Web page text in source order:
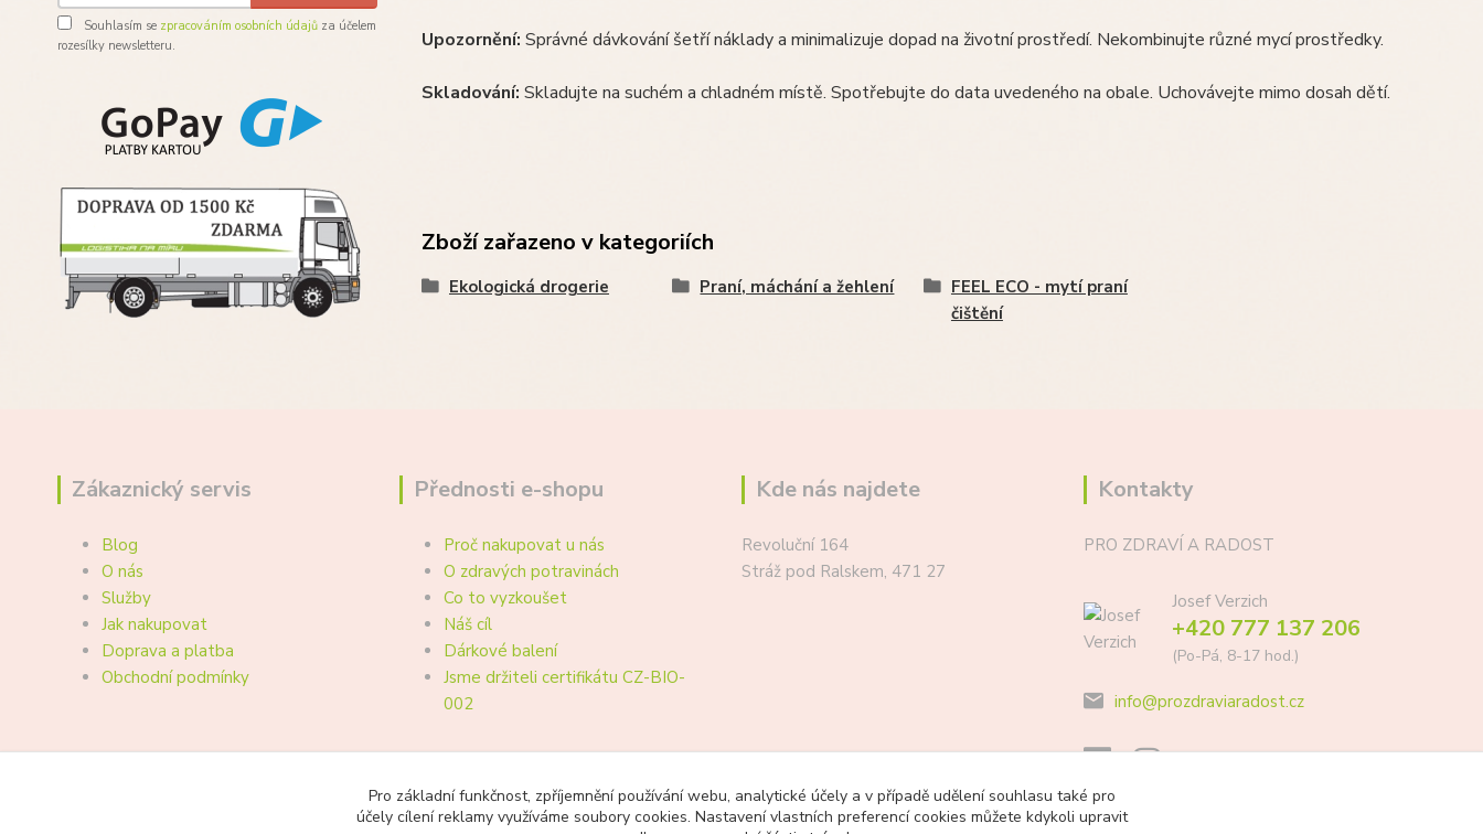
Souhlasím se zpracováním osobních údajů za účelem
rozesílky newsletteru.
Upozornění: Správné dávkování šetří náklady a minimalizuje dopad na životní prostředí. Nekombinujte různé mycí prostředky.
Skladování: Skladujte na suchém a chladném místě. Spotřebujte do data uvedeného na obale. Uchovávejte mimo dosah dětí.
Zboží zařazeno v kategoriích
Ekologická drogerie Praní, máchání a žehlení
FEEL ECO - mytí praní
čištění
Zákaznický servis
Blog
O nás
Služby
Jak nakupovat
Doprava a platba
Obchodní podmínky
Přednosti e-shopu
Proč nakupovat u nás
O zdravých potravinách
Co to vyzkoušet
Náš cíl
Dárkové balení
Jsme držiteli certifikátu CZ-BIO-
002
Kde nás najdete
Revoluční 164
Stráž pod Ralskem, 471 27
Kontakty
PRO ZDRAVÍ A RADOST
Josef Verzich
+420 777 137 206
(Po-Pá, 8-17 hod.)
info@prozdraviaradost.cz
Pro základní funkčnost, zpříjemnění používání webu, analytické účely a v případě udělení souhlasu také pro
účely cílení reklamy využíváme soubory cookies. Nastavení vlastních preferencí cookies můžete kdykoli upravit